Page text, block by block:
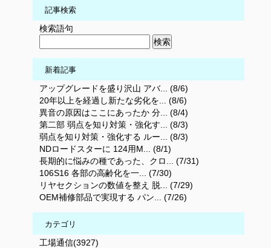
記事検索
検索語句
新着記事
アップグレードを盛り沢山 アバ... (8/6)
20年以上を経過し新たな劣化を... (8/6)
異音の原因はここにあったか 分... (8/4)
第二部 弱点を知り対策・強化す... (8/3)
弱点を知り対策・強化する ルー... (8/3)
NDロードスターに 124用M... (8/1)
長期的に悩みの種であった、クロ... (7/31)
106S16 各部の高齢化を一... (7/30)
リヤセクションの数値を整え 脱... (7/29)
OEM補修部品で実現する パン... (7/26)
カテゴリ
工場通信(3927)